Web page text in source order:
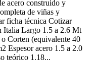
acero construido y
de viñas y
ficha técnica Cotizar
Italia Largo 1.5 a 2.6 Mt
Corten (equivalente 40
Espesor acero 1.5 a 2.0
teórico 1.18...